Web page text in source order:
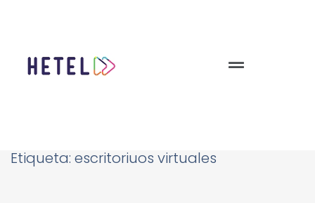
Etiqueta: escritoriuos virtuales